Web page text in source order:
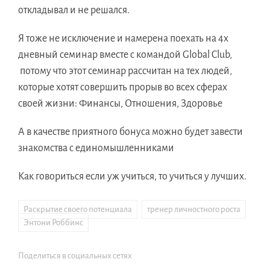
откладывал и не решался.
Я тоже не исключение и намерена поехать на 4х
дневный семинар вместе с командой Global Club,
потому что этот семинар рассчитан на тех людей,
которые хотят совершить прорыв во всех сферах
своей жизни: Финансы, Отношения, Здоровье
А в качестве приятного бонуса можно будет завести
знакомства с единомышленниками
Как говориться если уж учиться, то учиться у лучших.
Раскрытие своего потенциала тренер личностного роста
Энтони Роббинс
Поделиться в социальных сетях